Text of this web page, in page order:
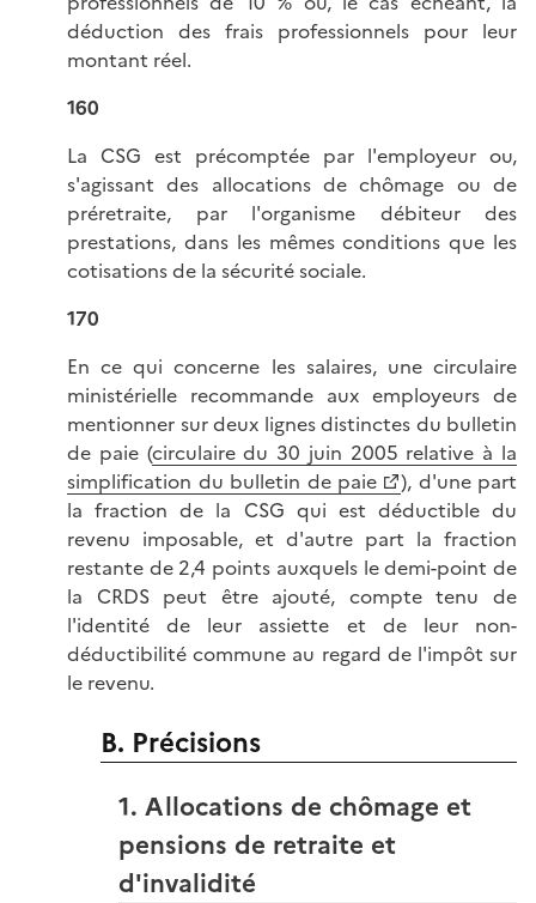
déduction des frais professionnels pour leur
montant réel.
160
La CSG est précomptée par l'employeur ou,
s'agissant des allocations de chômage ou de
préretraite, par l'organisme débiteur des
prestations, dans les mêmes conditions que les
cotisations de la sécurité sociale.
170
En ce qui concerne les salaires, une circulaire
ministérielle recommande aux employeurs de
mentionner sur deux lignes distinctes du bulletin
de paie (circulaire du 30 juin 2005 relative à la
simplification du bulletin de paie
), d'une part
la fraction de la CSG qui est déductible du
revenu imposable, et d'autre part la fraction
restante de 2,4 points auxquels le demi-point de
la CRDS peut être ajouté, compte tenu de
l'identité de leur assiette et de leur non-
déductibilité commune au regard de l'impôt sur
le revenu.
B. Précisions
1. Allocations de chômage et
pensions de retraite et
d'invalidité